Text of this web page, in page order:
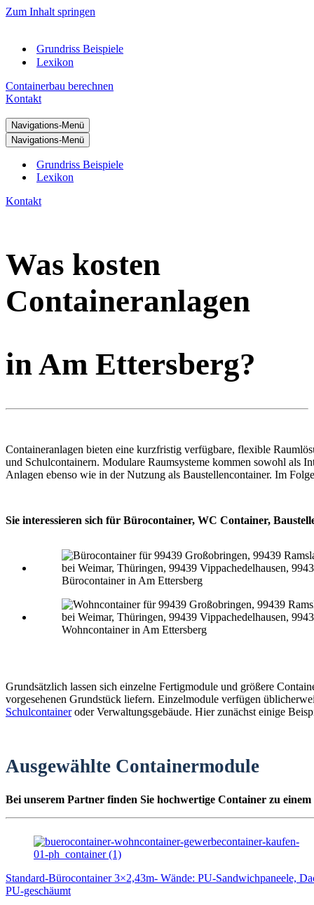
Zum Inhalt springen
Grundriss Beispiele
Lexikon
Containerbau berechnen
Kontakt
Navigations-Menü
Navigations-Menü
Grundriss Beispiele
Lexikon
Kontakt
Was kosten
Containeranlagen
in Am Ettersberg?
Containeranlagen bieten eine kurzfristig verfügbare, flexible
und Schulcontainern. Modulare Raumsysteme kommen sowohl als
Anlagen ebenso wie in der Nutzung als Baustellencontainer. Im
Sie interessieren sich für Bürocontainer, WC Container,
Bürocontainer in Am Ettersberg
Wohncontainer in Am Ettersberg
Grundsätzlich lassen sich einzelne Fertigmodule und größere
vorgesehenen Grundstück liefern. Einzelmodule verfügen
Schulcontaineroder Verwaltungsgebäude. Hier zunächst einige
Ausgewählte Containermodule
Bei unserem Partner finden Sie hochwertige Container zu einem
Standard-Bürocontainer 3×2,43m- Wände: PU-Sandwichpaneele,
PU-geschäumt